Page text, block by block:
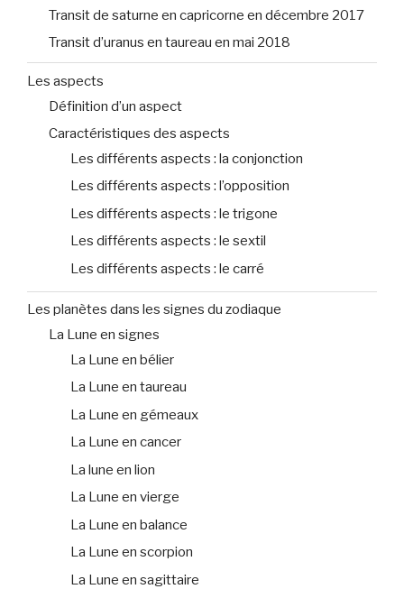
Transit de saturne en capricorne en décembre 2017
Transit d’uranus en taureau en mai 2018
Les aspects
Définition d’un aspect
Caractéristiques des aspects
Les différents aspects : la conjonction
Les différents aspects : l’opposition
Les différents aspects : le trigone
Les différents aspects : le sextil
Les différents aspects : le carré
Les planètes dans les signes du zodiaque
La Lune en signes
La Lune en bélier
La Lune en taureau
La Lune en gémeaux
La Lune en cancer
La lune en lion
La Lune en vierge
La Lune en balance
La Lune en scorpion
La Lune en sagittaire